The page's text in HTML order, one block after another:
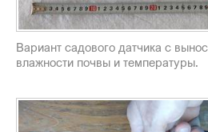
Вариант садового датчика с
влажности почвы и температуры.